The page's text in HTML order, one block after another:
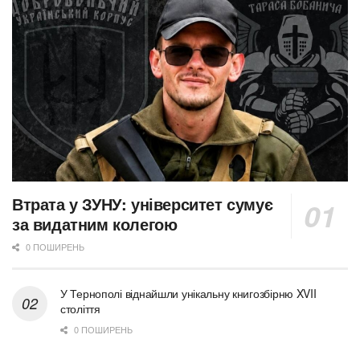
Втрата у ЗУНУ: університет сумує
за видатним колегою
0 ПОШИРЕНЬ
У Тернополі віднайшли унікальну книгозбірню XVII
століття
0 ПОШИРЕНЬ